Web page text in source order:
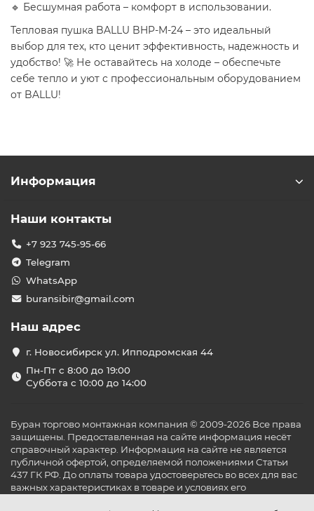
🔹 Бесшумная работа – комфорт в использовании.
Тепловая пушка BALLU BHP-M-24 – это идеальный
выбор для тех, кто ценит эффективность, надежность и
удобство! 🚀 Не оставайтесь на холоде – обеспечьте
себе тепло и уют с профессиональным оборудованием
от BALLU!
Информация
Наши контакты
+7 923 745-95-66
Telegram
WhatsApp
buransibir@gmail.com
Наш адрес
г. Новосибирск ул. Ипподромская 44
Пн-Пт с 8:00 до 19:00
Суббота с 10:00 до 14:00
Буран торгово монтажная компания © 2009-2026 Все права
защищены. Предоставленная на сайте информация несёт
справочный характер. Информация на сайте не является
публичной офертой, определяемой положениями Статьи
437 ГК РФ. До оплаты товара удостоверьтесь во всех для вас
важных характеристиках в товаре и условиях его